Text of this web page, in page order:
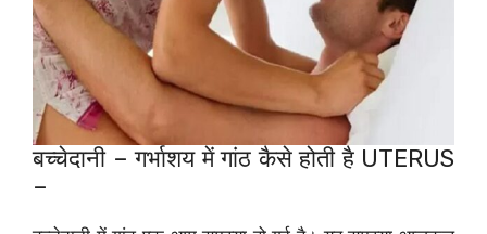
बच्चेदानी – गर्भाशय में गांठ कैसे होती है UTERUS
–